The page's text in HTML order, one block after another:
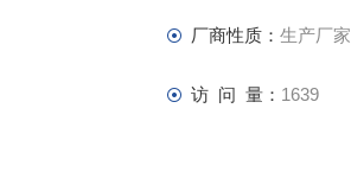
厂商性质： 生产厂家
访 问 量： 1639